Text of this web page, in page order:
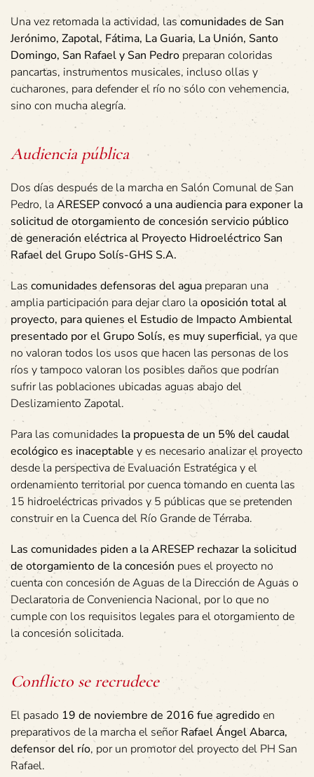
Una vez retomada la actividad, lascomunidades de San
Jerónimo, Zapotal, Fátima, La Guaria, La Unión, Santo
Domingo, San Rafael y San Pedro preparan coloridas
pancartas, instrumentos musicales, incluso ollas y
cucharones, para defender el río no sólo con vehemencia,
sino con mucha alegría.
Audiencia pública
Dos días después de la marcha en Salón Comunal de San
Pedro, laARESEP convocó a una audiencia para exponer la
solicitud de otorgamiento de concesión servicio público
de generación eléctrica al Proyecto Hidroeléctrico San
Rafael del Grupo Solís-GHS S.A.
Lascomunidades defensoras del agua preparan una
amplia participación para dejar claro laoposición total al
proyecto, para quienes el Estudio de Impacto Ambiental
presentado por el Grupo Solís, es muy superficial, ya que
no valoran todos los usos que hacen las personas de los
ríos y tampoco valoran los posibles daños que podrían
sufrir las poblaciones ubicadas aguas abajo del
Deslizamiento Zapotal.
Para las comunidades la propuesta de un 5% del caudal
ecológico es inaceptable y es necesario analizar el proyecto
desde la perspectiva de Evaluación Estratégica y el
ordenamiento territorial por cuenca tomando en cuenta las
15 hidroeléctricas privados y 5 públicas que se pretenden
construir en la Cuenca del Río Grande de Térraba.
Las comunidades piden a la ARESEP rechazar la solicitud
de otorgamiento de la concesión pues el proyecto no
cuenta con concesión de Aguas de la Dirección de Aguas o
Declaratoria de Conveniencia Nacional, por lo que no
cumple con los requisitos legales para el otorgamiento de
la concesión solicitada.
Conflicto se recrudece
El pasado 19 de noviembre de 2016 fue agredidoen
preparativos de la marcha el señorRafael Ángel Abarca,
defensor del río, por un promotor del proyecto del PH San
Rafael.